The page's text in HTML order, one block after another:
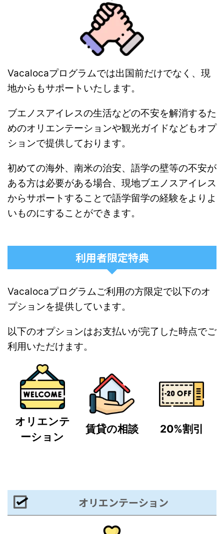
Vacalocaプログラムでは出国前だけでなく、現
地からもサポートいたします。
ブエノスアイレスの生活などの不安を解消するた
めのオリエンテーションや観光ガイドなどもオプ
ションで提供しております。
初めての海外、南米の治安、語学の壁等の不安が
ある方は必要がある場合、現地ブエノスアイレス
からサポートすることで語学留学の経験をよりよ
いものにすることができます。
利用者限定特典
Vacalocaプログラムご利用の方限定で以下のオ
プションを提供しています。
以下のオプションはお支払いが完了した時点でご
利用いただけます。
オリエンテ
ーション
賃貸の相談 20%割引
オリエンテーション